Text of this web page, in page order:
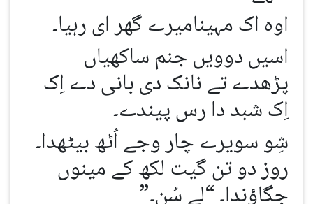
اوہ اک مہینامیرے گھر ای رہیا۔
اسیں دوویں جنم ساکھیاں
پڑھدے تے نانک دی بانی دے اِک
اِک شبد دا رس پیندے۔
شِو سویرے چار وجے اُٹھ بیٹھدا۔
روز دو تن گیت لکھ کے مینوں
جگاؤندا۔ “لے سُن۔”